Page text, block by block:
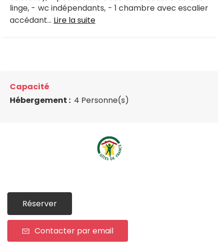
linge, - wc indépendants, - 1 chambre avec escalier
accédant... Lire la suite
Capacité
Hébergement : 4 Personne(s)
Réserver
Contacter par email